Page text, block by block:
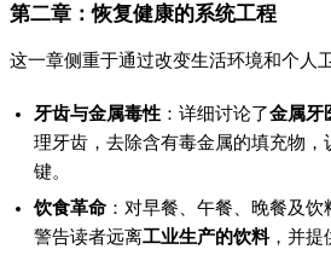
第二章：恢复健康的系统工程
这一章侧重于通过改变生活环境和个人
牙齿与金属毒性 ：详细讨论了金属牙
理牙齿，去除含有毒金属的填充物，
键。
饮食革命 ：对早餐、午餐、晚餐及
警告读者远离工业生产的饮料，并提